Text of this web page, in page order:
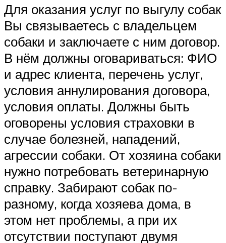
Для оказания услуг по выгулу собак
Вы связываетесь с владельцем
собаки и заключаете с ним договор.
В нём должны оговариваться: ФИО
и адрес клиента, перечень услуг,
условия аннулирования договора,
условия оплаты. Должны быть
оговорены условия страховки в
случае болезней, нападений,
агрессии собаки. От хозяина собаки
нужно потребовать ветеринарную
справку. Забирают собак по-
разному, когда хозяева дома, в
этом нет проблемы, а при их
отсутствии поступают двумя